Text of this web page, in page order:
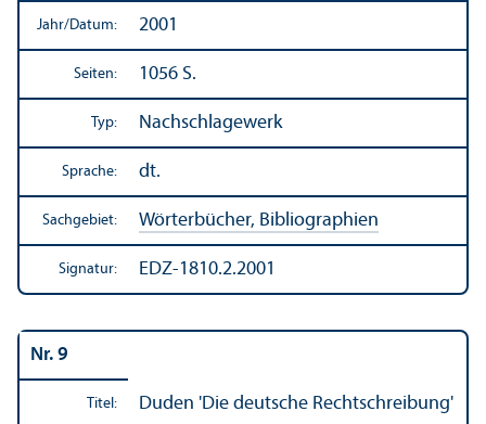
Jahr/Datum: 2001
Seiten: 1056 S.
Typ: Nachschlagewerk
Sprache: dt.
Sachgebiet: Wörterbücher, Bibliographien
Signatur: EDZ-1810.2.2001
Nr. 9
Titel: Duden 'Die deutsche Rechts­chreibung'